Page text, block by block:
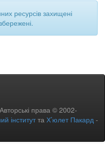
ресурсів захищені
Авторські права © 2002-
інститутта Х’юлет Пакард -